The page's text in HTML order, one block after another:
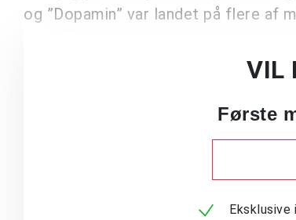
og ”Dopamin” var landet på flere af
VIL
Første